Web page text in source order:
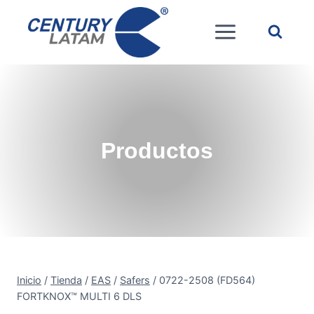
contenido
Productos
Inicio / Tienda / EAS / Safers / 0722-2508 (FD564)
FORTKNOX™ MULTI 6 DLS